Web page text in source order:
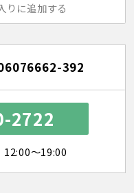
りに追加する
392
2722
12:00～19:00